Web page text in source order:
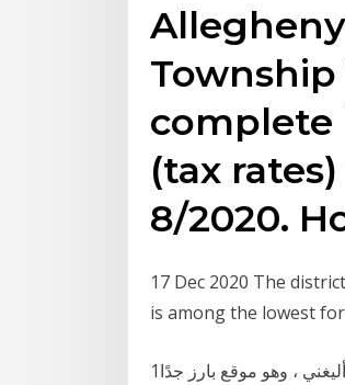
Township
complete
(tax
8/2020.
17 Dec 2020 The
is among the lowest
1‏‏/8‏‏/1428 بعد الهجرة أحدهما كان يقف على "الدرج الكبير" في محكمة مقاطعة أليغني ، وهو موقع بارز جدًا